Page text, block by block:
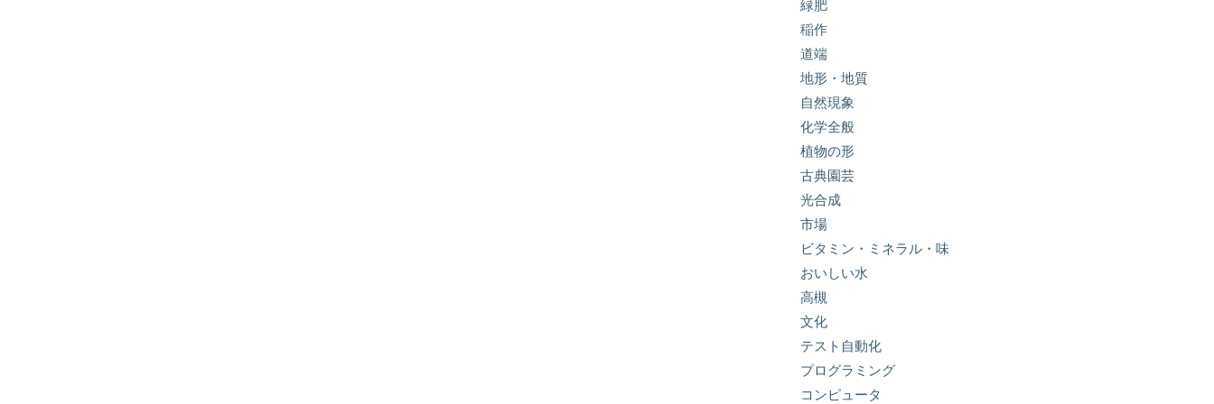
緑肥
稲作
道端
地形・地質
自然現象
化学全般
植物の形
古典園芸
光合成
市場
ビタミン・ミネラル・味
おいしい水
高槻
文化
テスト自動化
プログラミング
コンピュータ